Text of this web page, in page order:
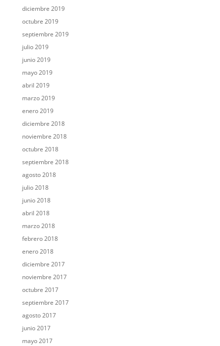
diciembre 2019
octubre 2019
septiembre 2019
julio 2019
junio 2019
mayo 2019
abril 2019
marzo 2019
enero 2019
diciembre 2018
noviembre 2018
octubre 2018
septiembre 2018
agosto 2018
julio 2018
junio 2018
abril 2018
marzo 2018
febrero 2018
enero 2018
diciembre 2017
noviembre 2017
octubre 2017
septiembre 2017
agosto 2017
junio 2017
mayo 2017